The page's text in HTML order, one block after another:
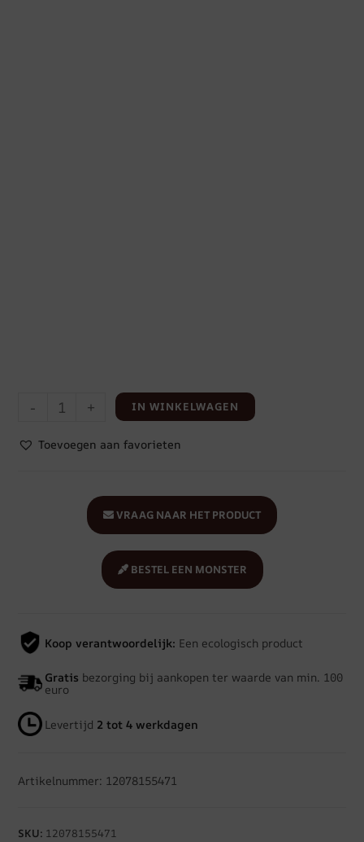
- + IN WINKELWAGEN
Toevoegen aan favorieten
BESTEL EEN MONSTER
VRAAG NAAR HET PRODUCT
Koop verantwoordelijk: Een ecologisch product
Gratis bezorging bij aankopen ter waarde van min. 100
euro
Levertijd 2 tot 4 werkdagen
Artikelnummer: 12078155471
SKU: 12078155471